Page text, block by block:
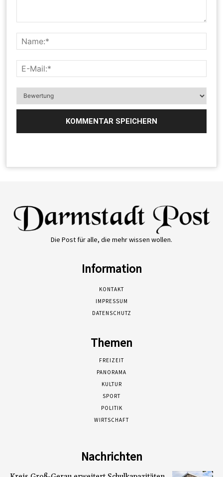
Die Post für alle, die mehr wissen wollen.
Information
KONTAKT
IMPRESSUM
DATENSCHUTZ
Themen
FREIZEIT
PANORAMA
KULTUR
SPORT
POLITIK
WIRTSCHAFT
Nachrichten